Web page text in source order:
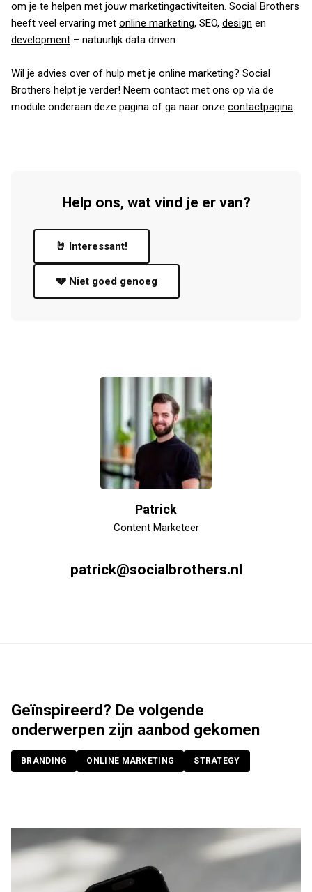
om je te helpen met jouw marketingactiviteiten. Social Brothers
heeft veel ervaring met online marketing, SEO, design en
development – natuurlijk data driven.
Wil je advies over of hulp met je online marketing? Social
Brothers helpt je verder! Neem contact met ons op via de
module onderaan deze pagina of ga naar onze contactpagina.
Help ons, wat vind je er van?
🤘 Interessant!
💔 Niet goed genoeg
Patrick
Content Marketeer
patrick@socialbrothers.nl
Geïnspireerd? De volgende
onderwerpen zijn aanbod gekomen
BRANDING ONLINE MARKETING STRATEGY